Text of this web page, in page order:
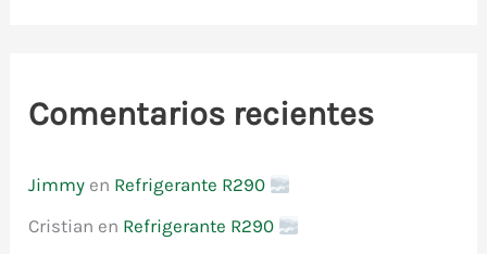
Comentarios recientes
Jimmy en Refrigerante R290
Cristian en Refrigerante R290